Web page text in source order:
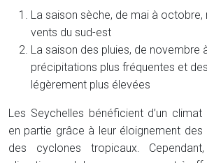
La saison sèche, de mai à octobre,
vents du sud-est
La saison des pluies, de novembre
précipitations plus fréquentes et
légèrement plus élevées
Les Seychelles bénéficient d’un
en partie grâce à leur éloignement
des cyclones tropicaux.